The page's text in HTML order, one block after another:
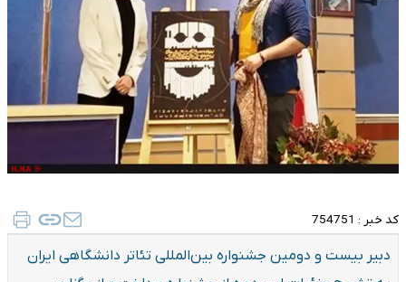
کد خبر : 754751
دبیر بیست و دومین جشنواره بین‌المللی تئاتر دانشگاهی ایران